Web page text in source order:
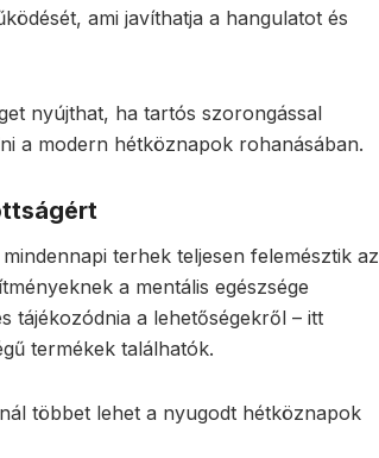
ami javíthatja a hangulatot és
nyújthat, ha tartós szorongással
a modern hétköznapok rohanásában.
terhek teljesen felemésztik az
a mentális egészsége
tájékozódnia a lehetőségekről – itt
termékek találhatók.
többet lehet a nyugodt hétköznapok